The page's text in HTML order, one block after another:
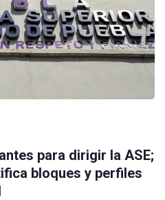
para dirigir la ASE;
bloques y perfiles